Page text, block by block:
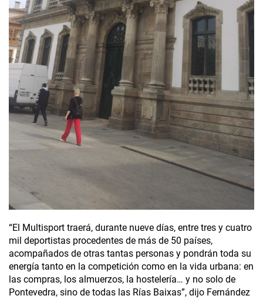
“El Multisport traerá, durante nueve días, entre tres y cuatro
mil deportistas procedentes de más de 50 países,
acompañados de otras tantas personas y pondrán toda su
energía tanto en la competición como en la vida urbana: en
las compras, los almuerzos, la hostelería… y no solo de
Pontevedra, sino de todas las Rías Baixas”, dijo Fernández